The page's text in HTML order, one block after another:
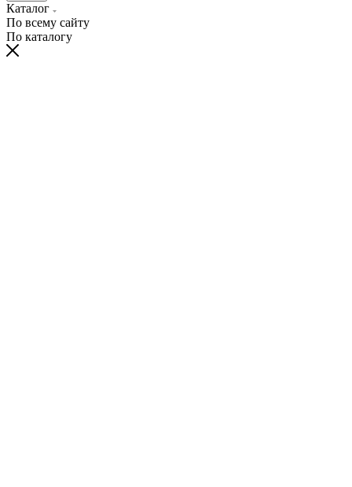
Каталог
По всему сайту
По каталогу